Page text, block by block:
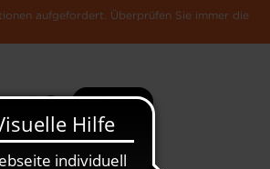
aufgefordert. Überprüfen Sie immer die
Mehr
Die Luxemburger